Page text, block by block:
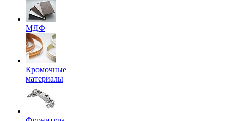
МДФ
Кромочные
материалы